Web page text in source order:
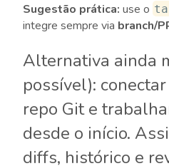
Sugestão prática: use o
integre sempre via branch/
Alternativa ainda
possível):
repo Git e
desde o início.
diffs, histórico e